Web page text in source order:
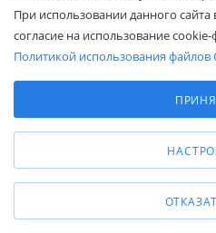
Аккумулятор, V/Ah
—
24/200
Материал опорных роликов —
При использовании данного сайта
согласие на использование
Политикой использования файлов
Аналитические/